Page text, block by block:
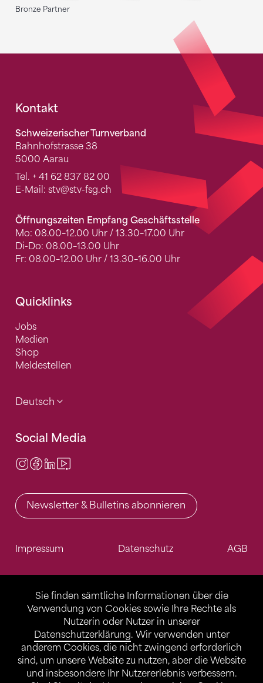
Sie finden sämtliche Informationen über die
Verwendung von Cookies sowie Ihre Rechte als
Nutzerin oder Nutzer in unserer
Datenschutzerklärung. Wir verwenden unter
anderem Cookies, die nicht zwingend erforderlich
sind, um unsere Website zu nutzen, aber die Website
und insbesondere Ihr Nutzererlebnis verbessern.
Bronze Partner
Fusszeile
Kontakt
Schweizerischer Turnverband
Bahnhofstrasse 38
5000 Aarau
Tel. + 41 62 837 82 00
E-Mail: stv@stv-fsg.ch
Öffnungszeiten Empfang Geschäftsstelle
Mo: 08.00–12.00 Uhr / 13.30–17.00 Uhr
Di-Do: 08.00–13.00 Uhr
Fr: 08.00–12.00 Uhr / 13.30–16.00 Uhr
Quicklinks
Jobs
Medien
Shop
Meldestellen
Deutsch
Social Media
Instagram
Facebook
LinkedIn
Newsletter & Bulletins abonnieren
Impressum Datenschutz AGB